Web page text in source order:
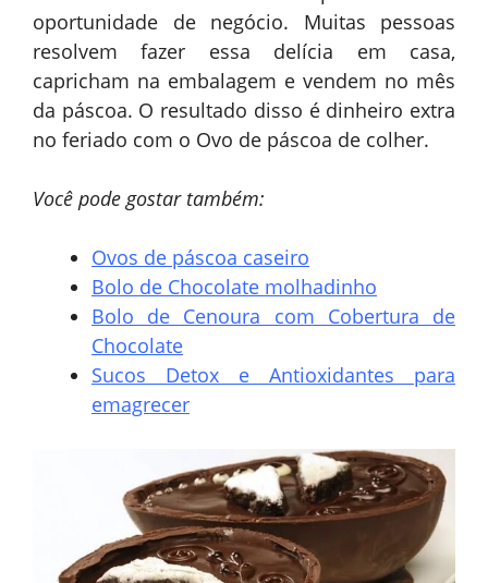
oportunidade de negócio. Muitas pessoas
resolvem fazer essa delícia em casa,
capricham na embalagem e vendem no mês
da páscoa. O resultado disso é dinheiro extra
no feriado com o Ovo de páscoa de colher.
Você pode gostar também:
Ovos de páscoa caseiro
Bolo de Chocolate molhadinho
Bolo de Cenoura com Cobertura de
Chocolate
Sucos Detox e Antioxidantes para
emagrecer